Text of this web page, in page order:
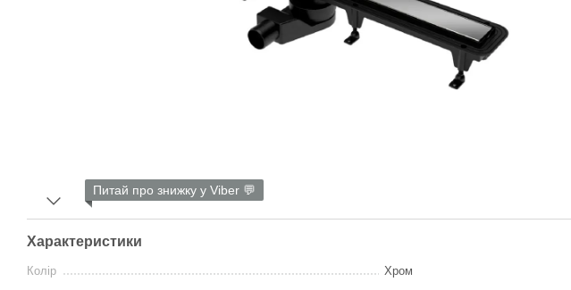
Питай про знижку у Viber 💬
Характеристики
Колір Хром